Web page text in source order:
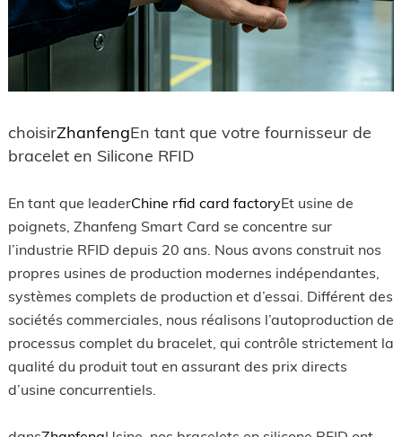
choisirZhanfengEn tant que votre fournisseur de
bracelet en Silicone RFID
En tant que leaderChine rfid card factoryEt usine de
poignets, Zhanfeng Smart Card se concentre sur
l’industrie RFID depuis 20 ans. Nous avons construit nos
propres usines de production modernes indépendantes,
systèmes complets de production et d’essai. Différent des
sociétés commerciales, nous réalisons l’autoproduction de
processus complet du bracelet, qui contrôle strictement la
qualité du produit tout en assurant des prix directs
d’usine concurrentiels.